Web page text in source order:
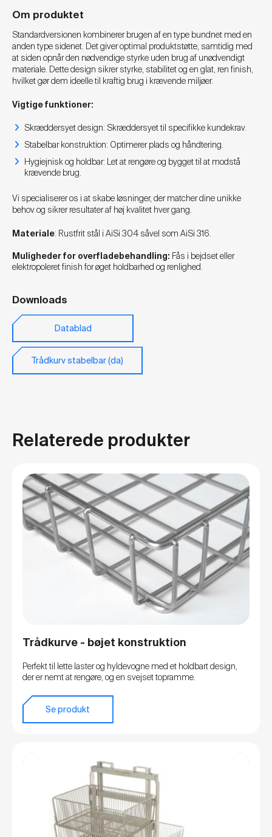
Om produktet
Standardversionen kombinerer brugen af en type bundnet med en
anden type sidenet. Det giver optimal produktstøtte, samtidig med
at siden opnår den nødvendige styrke uden brug af unødvendigt
materiale. Dette design sikrer styrke, stabilitet og en glat, ren finish,
hvilket gør dem ideelle til kraftig brug i krævende miljøer.
Vigtige funktioner:
Skræddersyet design: Skræddersyet til specifikke kundekrav.
Stabelbar konstruktion: Optimerer plads og håndtering.
Hygiejnisk og holdbar: Let at rengøre og bygget til at modstå
krævende brug.
Vi specialiserer os i at skabe løsninger, der matcher dine unikke
behov og sikrer resultater af høj kvalitet hver gang.
Materiale: Rustfrit stål i AiSi 304 såvel som AiSi 316.
Muligheder for overfladebehandling: Fås i bejdset eller
elektropoleret finish for øget holdbarhed og renlighed.
Downloads
Datablad
Trådkurv stabelbar (da)
Relaterede produkter
Trådkurve - bøjet konstruktion
Perfekt til lette laster og hyldevogne med et holdbart design,
der er nemt at rengøre, og en svejset topramme.
Se produkt